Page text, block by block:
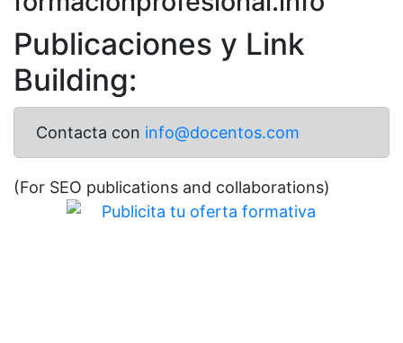
Publicaciones y Link
Building:
Contacta con info@docentos.com
(For SEO publications and collaborations)